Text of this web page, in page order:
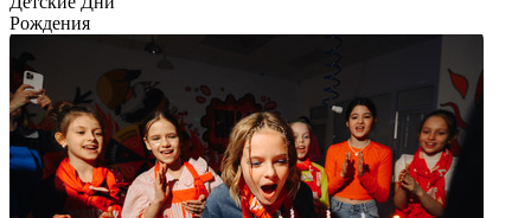
Рождения